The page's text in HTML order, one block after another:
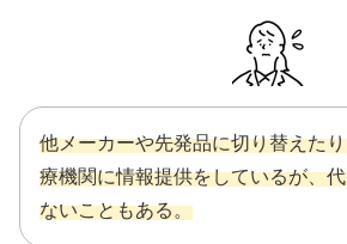
他メーカーや先発品に切り替えた
療機関に情報提供をしているが、
ないこともある。